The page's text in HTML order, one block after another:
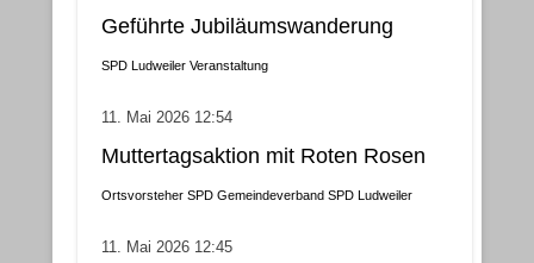
Geführte Jubiläumswanderung
SPD Ludweiler Veranstaltung
11. Mai 2026 12:54
Muttertagsaktion mit Roten Rosen
Ortsvorsteher SPD Gemeindeverband SPD Ludweiler
11. Mai 2026 12:45